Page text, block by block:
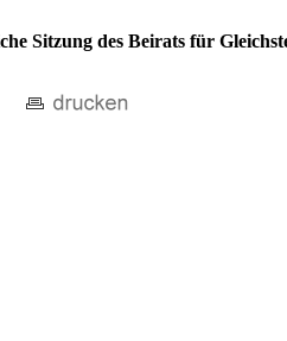
Sitzung des Beirats für